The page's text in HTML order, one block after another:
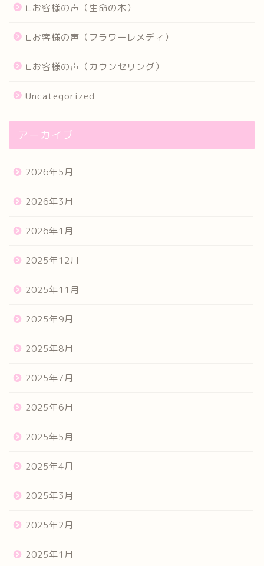
∟お客様の声（生命の木）
∟お客様の声（フラワーレメディ）
∟お客様の声（カウンセリング）
Uncategorized
アーカイブ
2026年5月
2026年3月
2026年1月
2025年12月
2025年11月
2025年9月
2025年8月
2025年7月
2025年6月
2025年5月
2025年4月
2025年3月
2025年2月
2025年1月